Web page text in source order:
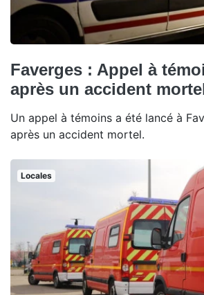
Faverges : Appel à
après un accident
Un appel à témoins a été lancé à
après un accident mortel.
Locales